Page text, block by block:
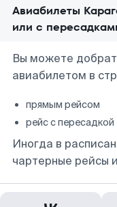
Авиабилеты
или с
Вы можете
авиабилетом в
прямым рейсом
рейс с пересадкой
Иногда в
чартерные рейсы